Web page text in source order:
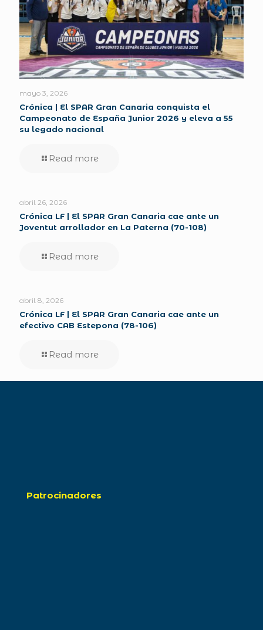
mayo 3, 2026
Crónica | El SPAR Gran Canaria conquista el
Campeonato de España Junior 2026 y eleva a 55
su legado nacional
Read more
abril 26, 2026
Crónica LF | El SPAR Gran Canaria cae ante un
Joventut arrollador en La Paterna (70-108)
Read more
abril 8, 2026
Crónica LF | El SPAR Gran Canaria cae ante un
efectivo CAB Estepona (78-106)
Read more
Patrocinadores